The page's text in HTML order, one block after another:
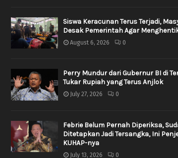
Siswa Keracunan Terus Terjadi,
Desak Pemerintah Agar
August 6, 2026 0
Perry Mundur dari Gubernur BI di
Tukar Rupiah yang Terus Anjlok
July 27, 2026 0
Febrie Belum Pernah Diperiksa,
Ditetapkan Jadi Tersangka, Ini
KUHAP-nya
July 13, 2026 0